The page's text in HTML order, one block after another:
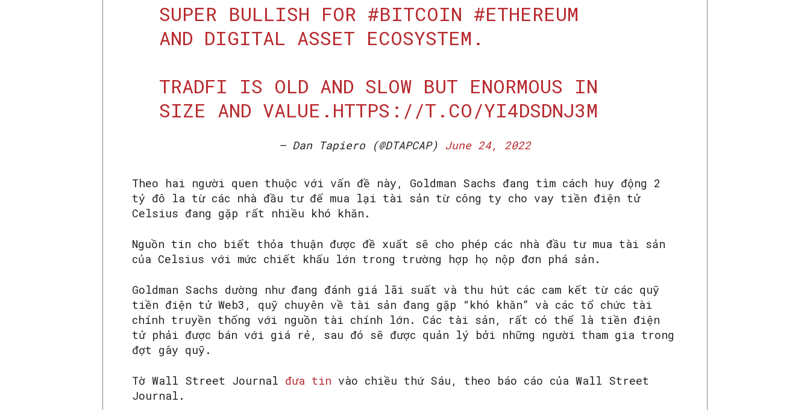
SUPER BULLISH FOR #BITCOIN #ETHEREUM
AND DIGITAL ASSET ECOSYSTEM.
TRADFI IS OLD AND SLOW BUT ENORMOUS IN
SIZE AND VALUE. HTTPS://T.CO/YI4DSDNJ3M
— Dan Tapiero (@DTAPCAP) June 24, 2022
Theo hai người quen thuộc với vấn đề này, Goldman Sachs đang tìm cách huy động 2
tỷ đô la từ các nhà đầu tư để mua lại tài sản từ công ty cho vay tiền điện tử
Celsius đang gặp rất nhiều khó khăn.
Nguồn tin cho biết thỏa thuận được đề xuất sẽ cho phép các nhà đầu tư mua tài sản
của Celsius với mức chiết khấu lớn trong trường hợp họ nộp đơn phá sản.
Goldman Sachs dường như đang đánh giá lãi suất và thu hút các cam kết từ các quỹ
tiền điện tử Web3, quỹ chuyên về tài sản đang gặp “khó khăn” và các tổ chức tài
chính truyền thống với nguồn tài chính lớn. Các tài sản, rất có thể là tiền điện
tử phải được bán với giá rẻ, sau đó sẽ được quản lý bởi những người tham gia trong
đợt gây quỹ.
Tờ Wall Street Journal đưa tin vào chiều thứ Sáu, theo báo cáo của Wall Street
Journal.